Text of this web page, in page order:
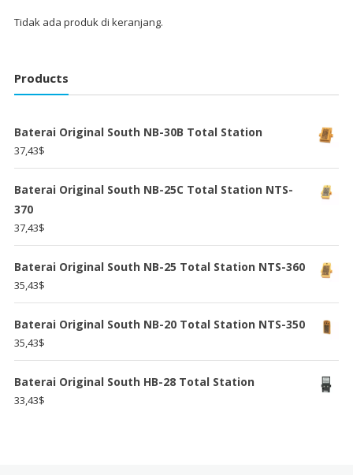
Tidak ada produk di keranjang.
Products
Baterai Original South NB-30B Total Station
37,43$
Baterai Original South NB-25C Total Station NTS-
370
37,43$
Baterai Original South NB-25 Total Station NTS-360
35,43$
Baterai Original South NB-20 Total Station NTS-350
35,43$
Baterai Original South HB-28 Total Station
33,43$